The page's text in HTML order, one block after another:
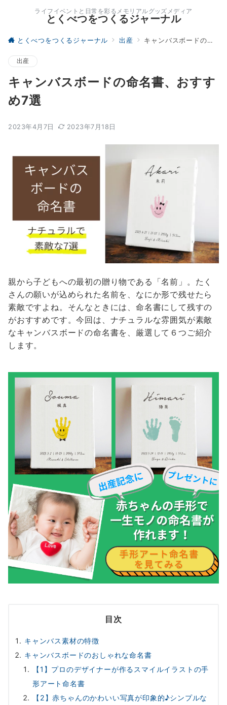
ライフイベントと日常を彩るメモリアルグッズメディア
とくべつをつくるジャーナル
とくべつをつくるジャーナル 出産 キャンバスボードの命名書、おすすめ7選
出産
キャンバスボードの命名書、おすす
め7選
2023年4月7日 2023年7月18日
親から子どもへの最初の贈り物である「名前」。たく
さんの願いが込められた名前を、なにか形で残せたら
素敵ですよね。そんなときには、命名書にして残すの
がおすすめです。今回は、ナチュラルな雰囲気が素敵
なキャンバスボードの命名書を、厳選して６つご紹介
します。
目次
キャンバス素材の特徴
キャンバスボードのおしゃれな命名書
【1】プロのデザイナーが作るスマイルイラストの手
形アート命名書
【2】赤ちゃんのかわいい写真が印象的♪シンプルな